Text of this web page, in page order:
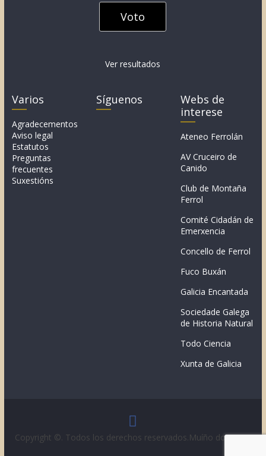
Ver resultados
Varios
Agradecementos
Aviso legal
Estatutos
Preguntas
frecuentes
Suxestións
Síguenos
Webs de
interese
Ateneo Ferrolán
AV Cruceiro de
Canido
Club de Montaña
Ferrol
Comité Cidadán de
Emerxencia
Concello de Ferrol
Fuco Buxán
Galicia Encantada
Sociedade Galega
de Historia Natural
Todo Ciencia
Xunta de Galicia